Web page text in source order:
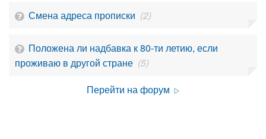
Смена адреса прописки (2)
Положена ли надбавка к 80-ти летию, если
проживаю в другой стране (5)
Перейти на форум